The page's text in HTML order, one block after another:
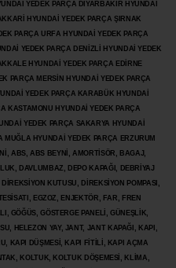
YEDEK PARÇA DİYARBAKIR HYUNDAİ
HYUNDAİ YEDEK PARÇA ŞIRNAK
PARÇA URFA HYUNDAİ YEDEK PARÇA
YEDEK PARÇA DENİZLİ HYUNDAİ YEDEK
HYUNDAİ YEDEK PARÇA EDİRNE
PARÇA MERSİN HYUNDAİ YEDEK PARÇA
YEDEK PARÇA KARABÜK HYUNDAİ
KASTAMONU HYUNDAİ YEDEK PARÇA
YEDEK PARÇA SAKARYA HYUNDAİ
MUĞLA HYUNDAİ YEDEK PARÇA ERZURUM
ABS, ABS BEYNİ, AMORTİSÖR, BAGAJ,
DAVLUMBAZ, DEPO KAPAĞI, DEBRİYAJ
KUTUSU, DİREKSİYON POMPASI,
EGZOZ, ENJEKTÖR, FAR, FREN
GÖĞÜS, GÖSTERGE PANELİ, GÜNEŞLİK,
HELEZON YAY, JANT, JANT KAPAĞI, KAPI,
KAPI DÜŞMESİ, KAPI FİTİLİ, KAPI AÇMA
KOLTUK, KOLTUK DÖŞEMESİ, KLİMA,